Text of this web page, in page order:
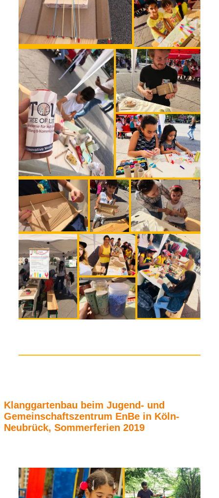
Klanggartenbau beim Jugend- und
Gemeinschaftszentrum EnBe in Köln-
Neubrück, Sommerferien 2019